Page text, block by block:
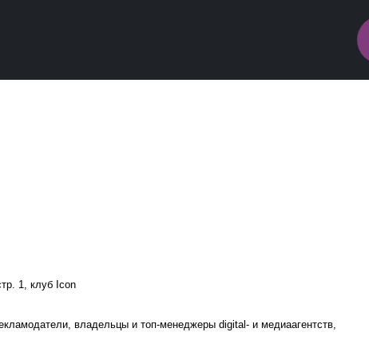
1, клуб Icon
владельцы и топ-менеджеры digital- и медиаагентств,